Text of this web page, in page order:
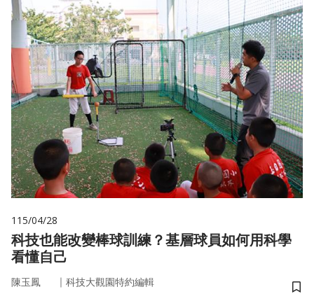
115/04/28
科技也能改變棒球訓練？基層球員如何用科學
看懂自己
陳玉鳳 ｜ 科技大觀園特約編輯
儲